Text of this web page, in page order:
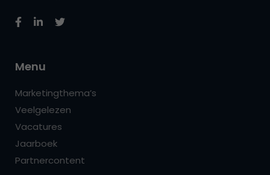
Menu
Marketingthema’s
Veelgelezen
Vacatures
Jaarboek
Partnercontent